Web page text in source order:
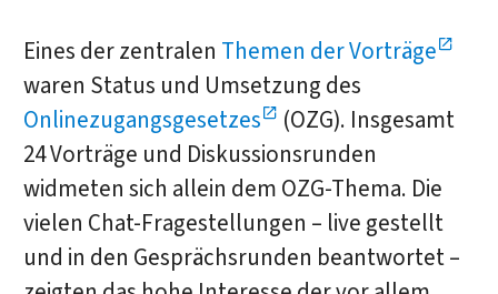
Eines der zentralen Themen der Vorträge
waren Status und Umsetzung des
Onlinezugangsgesetzes
(OZG). Insgesamt
24 Vorträge und Diskussionsrunden
widmeten sich allein dem OZG-Thema. Die
vielen Chat-Fragestellungen – live gestellt
und in den Gesprächsrunden beantwortet –